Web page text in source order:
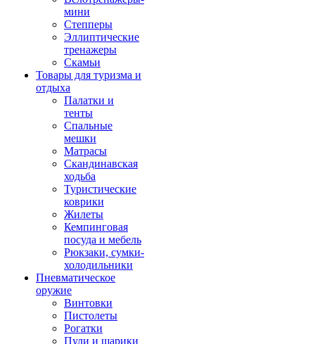
мини
Степперы
Эллиптические
тренажеры
Скамьи
Товары для туризма и
отдыха
Палатки и
тенты
Спальные
мешки
Матрасы
Скандинавская
ходьба
Туристические
коврики
Жилеты
Кемпинговая
посуда и мебель
Рюкзаки, сумки-
холодильники
Пневматическое
оружие
Винтовки
Пистолеты
Рогатки
Пули и шарики